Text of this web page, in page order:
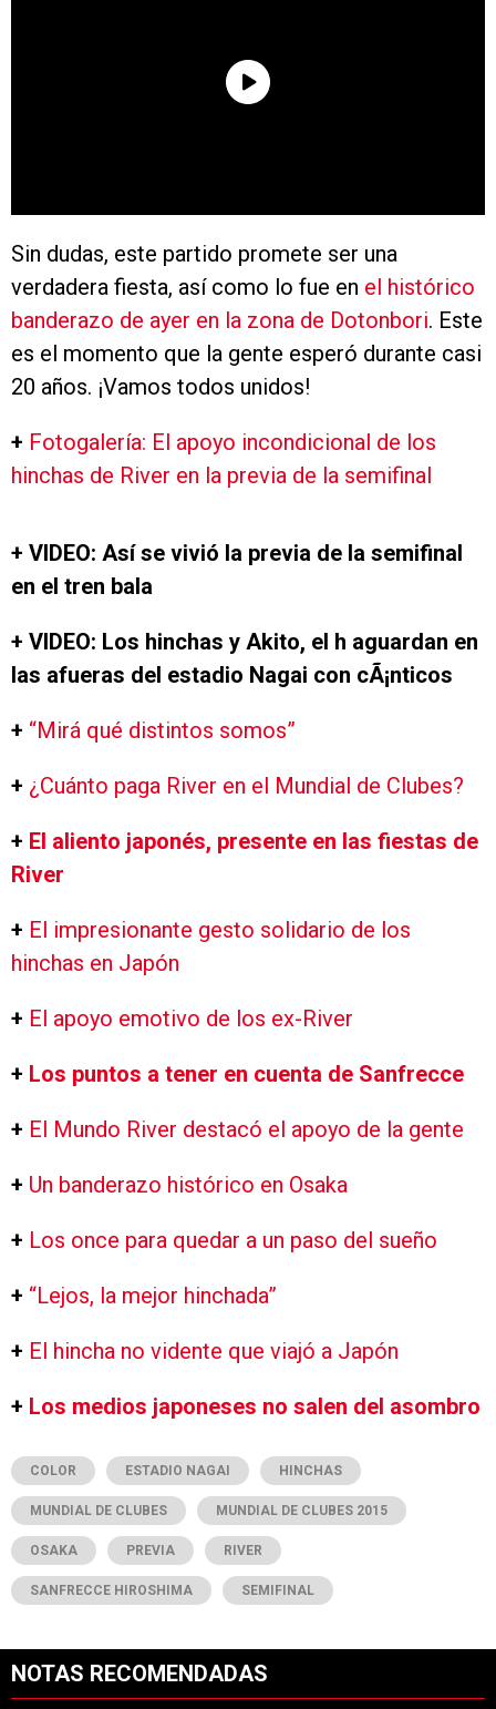
Sin dudas, este partido promete ser una
verdadera fiesta, así como lo fue en el histórico
banderazo de ayer en la zona de Dotonbori. Este
es el momento que la gente esperó durante casi
20 años. ¡Vamos todos unidos!
+ Fotogalería: El apoyo incondicional de los
hinchas de River en la previa de la semifinal
+ VIDEO: Así se vivió la previa de la semifinal
en el tren bala
+ VIDEO: Los hinchas y Akito, el h aguardan en
las afueras del estadio Nagai con cÃ¡nticos
+ “Mirá qué distintos somos”
+ ¿Cuánto paga River en el Mundial de Clubes?
+ El aliento japonés, presente en las fiestas de
River
+ El impresionante gesto solidario de los
hinchas en Japón
+ El apoyo emotivo de los ex-River
+ Los puntos a tener en cuenta de Sanfrecce
+ El Mundo River destacó el apoyo de la gente
+ Un banderazo histórico en Osaka
+ Los once para quedar a un paso del sueño
+ “Lejos, la mejor hinchada”
+ El hincha no vidente que viajó a Japón
+ Los medios japoneses no salen del asombro
COLOR ESTADIO NAGAI HINCHAS
MUNDIAL DE CLUBES MUNDIAL DE CLUBES 2015
OSAKA PREVIA RIVER
SANFRECCE HIROSHIMA SEMIFINAL
NOTAS RECOMENDADAS